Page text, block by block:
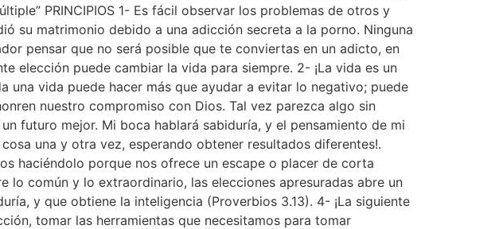
PRINCIPIOS 1- Es fácil observar los problemas de otros y
su matrimonio debido a una adicción secreta a la porno. Ninguna
pensar que no será posible que te conviertas en un adicto, en
elección puede cambiar la vida para siempre. 2- ¡La vida es un
una vida puede hacer más que ayudar a evitar lo negativo; puede
nuestro compromiso con Dios. Tal vez parezca algo sin
futuro mejor. Mi boca hablará sabiduría, y el pensamiento de mi
una y otra vez, esperando obtener resultados diferentes!.
haciéndolo porque nos ofrece un escape o placer de corta
común y lo extraordinario, las elecciones apresuradas abre un
y que obtiene la inteligencia (Proverbios 3.13). 4- ¡La siguiente
tomar las herramientas que necesitamos para tomar